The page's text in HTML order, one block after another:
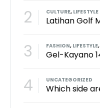
2 CULTURE, LIFESTYLE
3 FASHION, LIFESTYLE,
4 UNCATEGORIZED